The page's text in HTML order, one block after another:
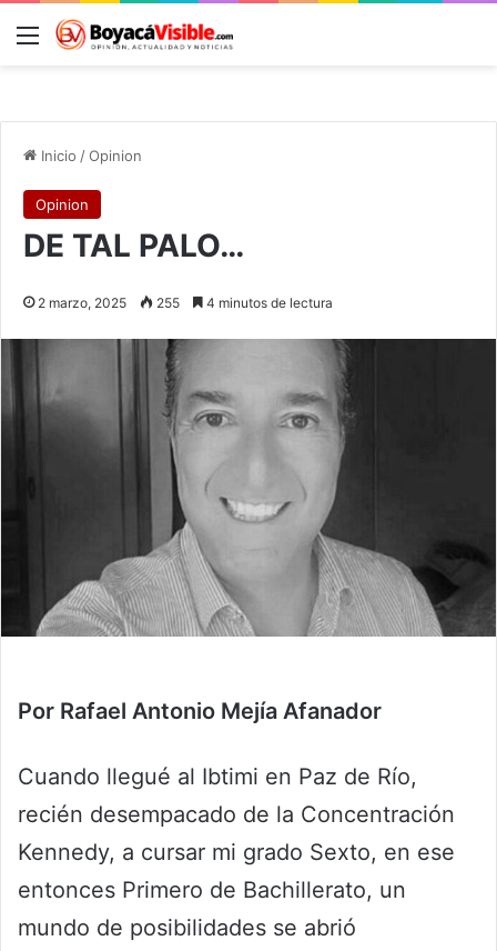
Menú
Inicio /Opinion
Opinion
DE TAL PALO…
2 marzo, 2025 255 4 minutos de lectura
Por Rafael Antonio Mejía Afanador
Cuando llegué al Ibtimi en Paz de Río,
recién desempacado de la Concentración
Kennedy, a cursar mi grado Sexto, en ese
entonces Primero de Bachillerato, un
mundo de posibilidades se abrió